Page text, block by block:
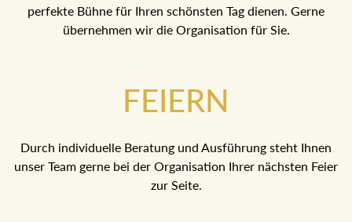
Durch individuelle Beratung und Ausführung steht Ihnen
zur Seite.